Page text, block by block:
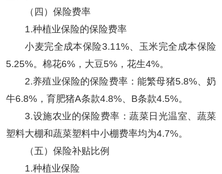
（四）保险费率
1.种植业保险的保险费率
小麦完全成本保险3.11%、玉米完全成本保险
5.25%。棉花6%，大豆5%，花生4%。
2.养殖业保险的保险费率：能繁母猪5.8%、奶
牛6.8%，育肥猪A条款4.8%、B条款4.5%。
3.设施农业的保险费率：蔬菜日光温室、蔬菜
塑料大棚和蔬菜塑料中小棚费率均为4.7%。
（五）保险补贴比例
1.种植业保险